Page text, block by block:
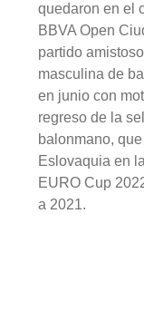
quedaron en el
BBVA Open
partido
masculina de
en junio con
regreso de la
balonmano,
Eslovaquia en
EURO Cup
a 2021.